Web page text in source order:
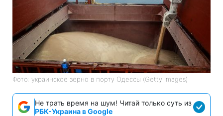
Фото: украинское зерно в порту Одессы (Getty Images)
Не трать время на шум! Читай только суть из
РБК-Украина в Google